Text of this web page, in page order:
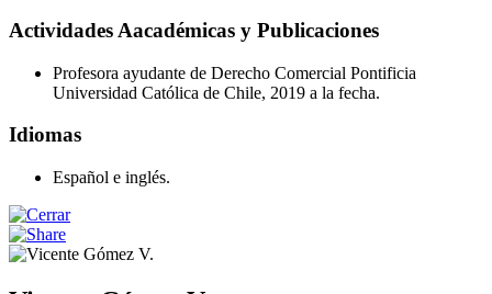
Actividades Aacadémicas y Publicaciones
Profesora ayudante de Derecho Comercial Pontificia
Universidad Católica de Chile, 2019 a la fecha.
Idiomas
Español e inglés.